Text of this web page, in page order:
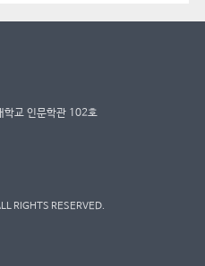
학교 인문학관 102호
RIGHTS RESERVED.